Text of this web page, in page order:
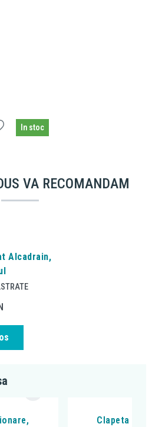
In stoc
VA RECOMANDAM
Alcadrain,
Clapeta de